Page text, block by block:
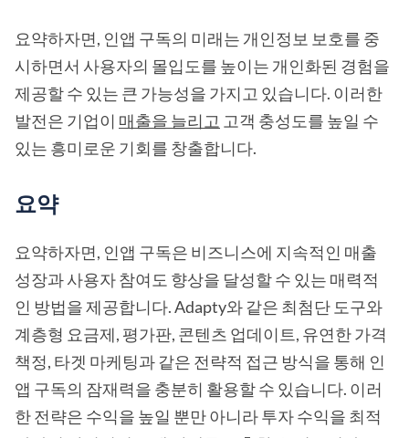
요약하자면, 인앱 구독의 미래는 개인정보 보호를 중
시하면서 사용자의 몰입도를 높이는 개인화된 경험을
제공할 수 있는 큰 가능성을 가지고 있습니다. 이러한
발전은 기업이 매출을 늘리고 고객 충성도를 높일 수
있는 흥미로운 기회를 창출합니다.
요약
요약하자면, 인앱 구독은 비즈니스에 지속적인 매출
성장과 사용자 참여도 향상을 달성할 수 있는 매력적
인 방법을 제공합니다. Adapty와 같은 최첨단 도구와
계층형 요금제, 평가판, 콘텐츠 업데이트, 유연한 가격
책정, 타겟 마케팅과 같은 전략적 접근 방식을 통해 인
앱 구독의 잠재력을 충분히 활용할 수 있습니다. 이러
한 전략은 수익을 높일 뿐만 아니라 투자 수익을 최적